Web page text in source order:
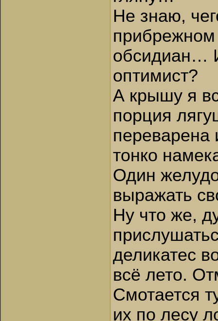
Не знаю,
прибрежном
обсидиан…
оптимист?
А крышу я
порция
переварена
тонко
Один
выражать
Ну что же,
деликатес
всё лето.
Смотается
их по лесу